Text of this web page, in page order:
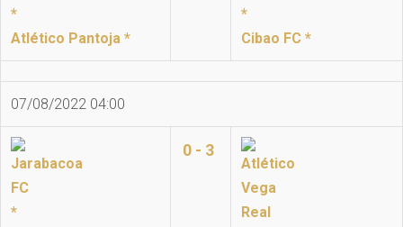
Atlético Pantoja * Cibao FC *
07/08/2022 04:00
0 - 3